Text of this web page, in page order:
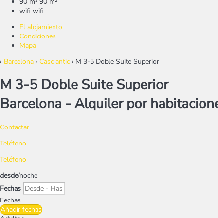
wifi wifi
El alojamiento
Condiciones
Mapa
› Barcelona › Casc antic › M 3-5 Doble Suite Superior
M 3-5 Doble Suite Superior
Barcelona - Alquiler por
Contactar
Teléfono
Teléfono
desde/noche
Fechas
Fechas
Añadir fechas